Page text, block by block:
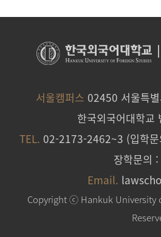
|
서울캠퍼스 02450 서울특
한국외국어대학교
TEL. 02-2173-2462~3 (입학
장학문의
Email.
Copyright ⓒ Hankuk University